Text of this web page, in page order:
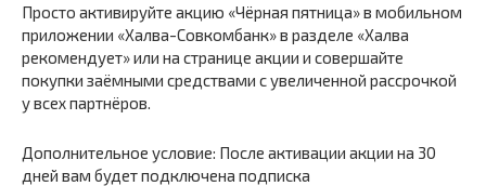
Просто активируйте акцию «Чёрная пятница» в мобильном
приложении «Халва-Совкомбанк» в разделе «Халва
рекомендует» или на странице акции и совершайте
покупки заёмными средствами с увеличенной рассрочкой
у всех партнёров.
Дополнительное условие: После активации акции на 30
дней вам будет подключена подписка